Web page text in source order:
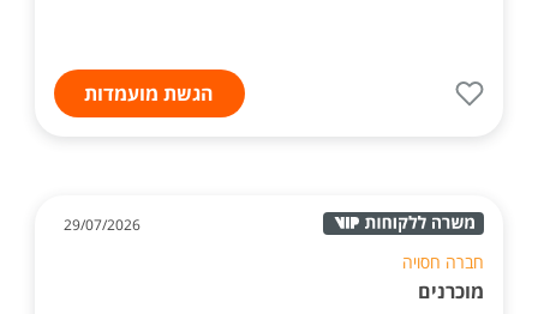
הגשת מועמדות
29/07/2026
חברה חסויה
מוכרנים